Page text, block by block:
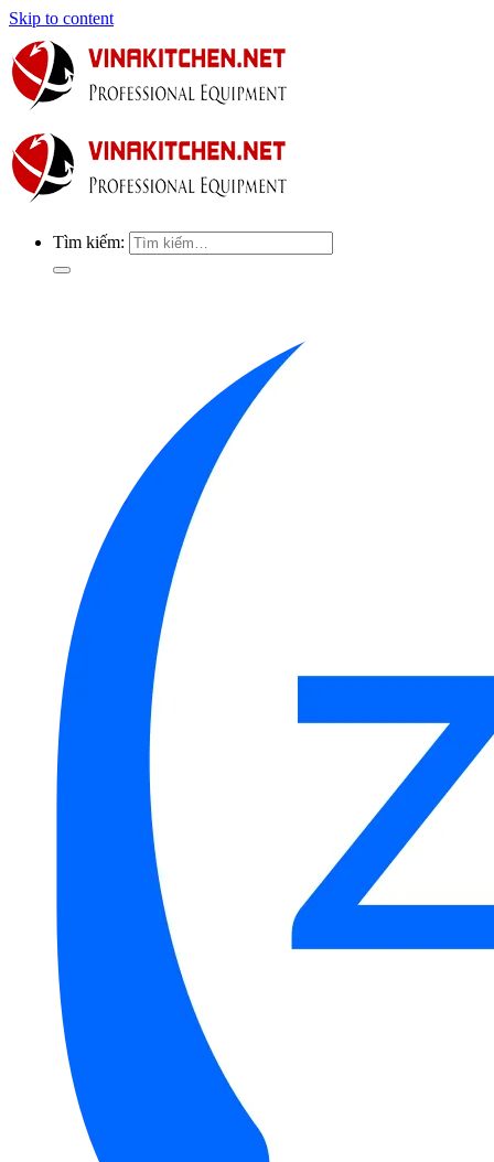
Skip to content
Tìm kiếm: